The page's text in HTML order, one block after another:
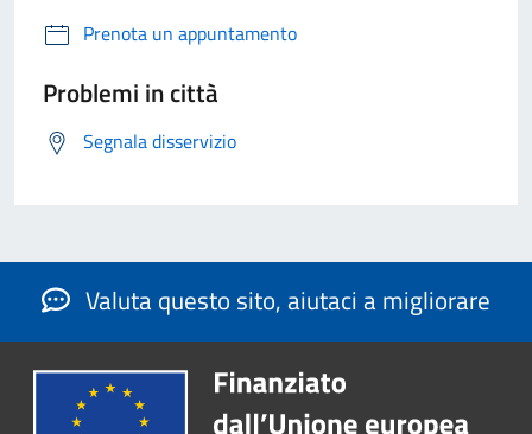
Prenota un appuntamento
Problemi in città
Segnala disservizio
Valuta questo sito, aiutaci a migliorare